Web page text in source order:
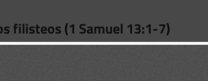
filisteos (1 Samuel 13:1-7)